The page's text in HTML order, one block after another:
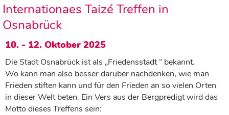
Internationaes Taizé Treffen in
Osnabrück
10. - 12. Oktober 2025
Die Stadt Osnabrück ist als „Friedensstadt “ bekannt.
Wo kann man also besser darüber nachdenken, wie man
Frieden stiften kann und für den Frieden an so vielen Orten
in dieser Welt beten. Ein Vers aus der Bergpredigt wird das
Motto dieses Treffens sein: